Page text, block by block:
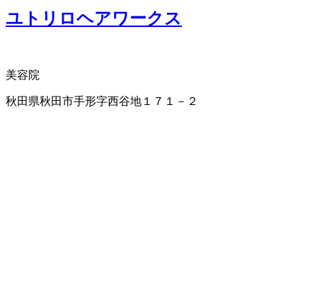
ユトリロヘアワークス
美容院
秋田県秋田市手形字西谷地１７１－２